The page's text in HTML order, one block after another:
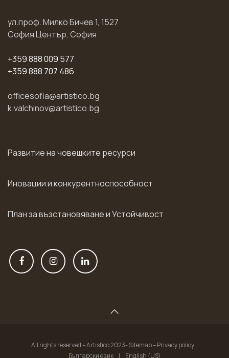
ул.проф. Милко Бичев 1, 1527
София Център, София
+359 888 009 577
+359 888 707 486
officesofia@artistico.bg
k.valchinov@artistico.bg
Развитие на човешките ресурси
Иновации и конкурентноспособност
План за възстановяване и Устойчивост
All rights reserved – Artistico 2023- Sitemap – Privacy policy
Български език
| English (US)